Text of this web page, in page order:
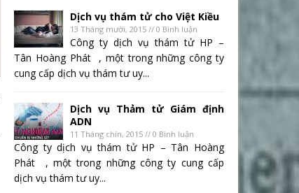
Dịch vụ thám tử cho Việt Kiều
13 Tháng mười, 2015 // 0 Bình luận
Công ty dịch vụ thám tử HP –
Tân Hoàng Phát , một trong những công ty
cung cấp dịch vụ thám tư uy...
Dịch vụ Thảm tử Giám định
ADN
11 Tháng chín, 2015 // 0 Bình luận
Công ty dịch vụ thám tử HP – Tân Hoàng
Phát , một trong những công ty cung cấp
dịch vụ thám tư uy...